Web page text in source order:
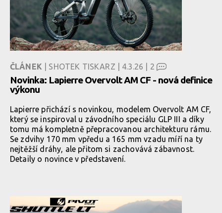
ČLÁNEK | SHOTEK TISKARZ | 4.3.26 | 2
Novinka: Lapierre Overvolt AM CF - nová definice
výkonu
Lapierre přichází s novinkou, modelem Overvolt AM CF,
který se inspiroval u závodního speciálu GLP III a díky
tomu má kompletně přepracovanou architekturu rámu.
Se zdvihy 170 mm vpředu a 165 mm vzadu míří na ty
nejtěžší dráhy, ale přitom si zachovává zábavnost.
Detaily o novince v představení.